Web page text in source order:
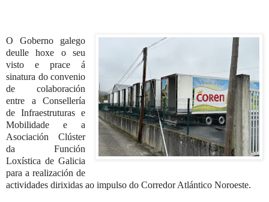
O Goberno galego
deulle hoxe o seu
visto e prace á
sinatura do convenio
de colaboración
entre a Consellería
de Infraestruturas e
Mobilidade e a
Asociación Clúster
da Función
Loxística de Galicia
para a realización de
actividades dirixidas ao impulso do Corredor Atlántico Noroeste.